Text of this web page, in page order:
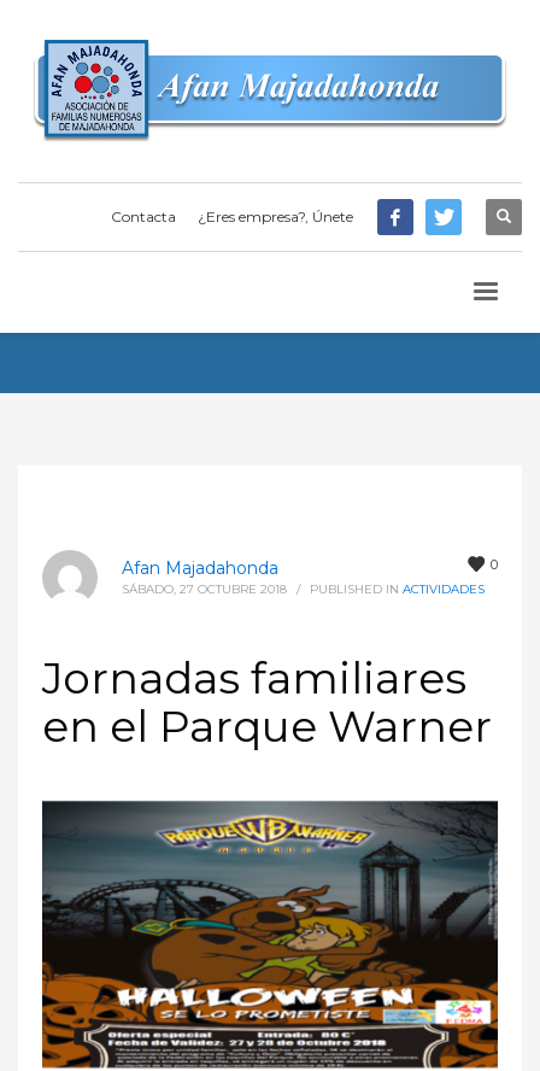
Contacta ¿Eres empresa?, Únete
0
Afan Majadahonda
SÁBADO, 27 OCTUBRE 2018 / PUBLISHED IN ACTIVIDADES
Jornadas familiares
en el Parque Warner